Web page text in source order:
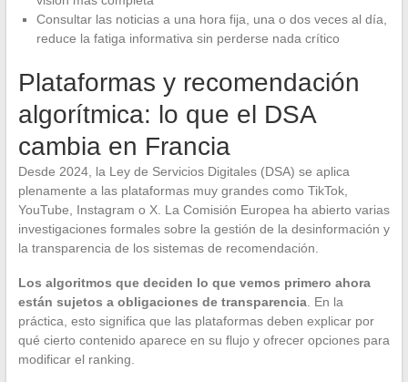
Consultar las noticias a una hora fija, una o dos veces al día,
reduce la fatiga informativa sin perderse nada crítico
Plataformas y recomendación
algorítmica: lo que el DSA
cambia en Francia
Desde 2024, la Ley de Servicios Digitales (DSA) se aplica
plenamente a las plataformas muy grandes como TikTok,
YouTube, Instagram o X. La Comisión Europea ha abierto varias
investigaciones formales sobre la gestión de la desinformación y
la transparencia de los sistemas de recomendación.
Los algoritmos que deciden lo que vemos primero ahora
están sujetos a obligaciones de transparencia. En la
práctica, esto significa que las plataformas deben explicar por
qué cierto contenido aparece en su flujo y ofrecer opciones para
modificar el ranking.